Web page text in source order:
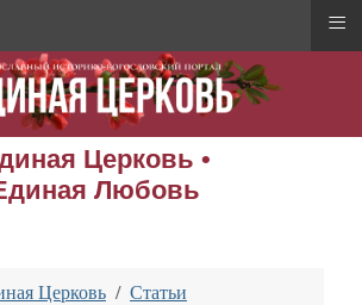
Церковь •
Любовь
Церковь
Статьи
≡